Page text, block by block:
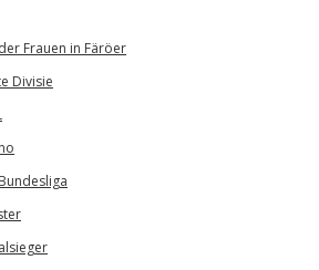
Frauen in Färöer
Divisie